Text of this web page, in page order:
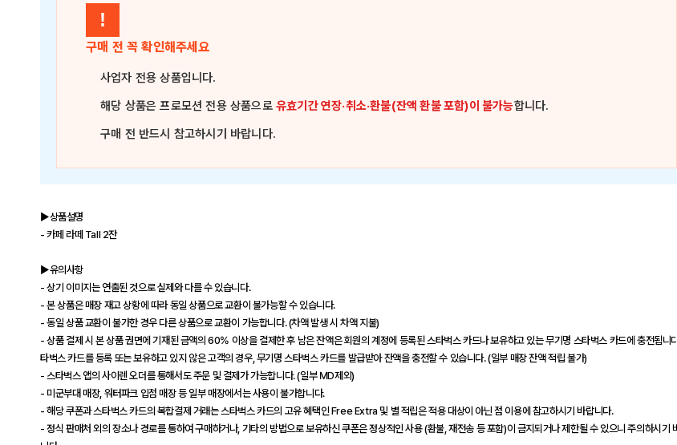
!
구매 전 꼭 확인해주세요
사업자 전용 상품입니다.
해당 상품은프로모션 전용 상품으로유효기간 연장·취소·환불(잔액 환불 포함)이 불가능합니다.
구매 전 반드시 참고하시기 바랍니다.
▶상품설명
- 카페 라떼 Tall 2잔
▶유의사항
- 상기 이미지는 연출된 것으로 실제와 다를 수 있습니다.
- 본 상품은 매장 재고 상황에 따라 동일 상품으로 교환이 불가능할 수 있습니다.
- 동일 상품 교환이 불가한 경우 다른 상품으로 교환이 가능합니다. (차액 발생 시 차액 지불)
- 상품 결제 시 본 상품 권면에 기재된 금액의 60% 이상을 결제한 후 남은 잔액은 회원의 계정에 등록된 스타벅스 카드나 보유하고 있는 무기명 스타벅스 카드에 충전됩니
타벅스 카드를 등록 또는 보유하고 있지 않은 고객의 경우, 무기명 스타벅스 카드를 발급받아 잔액을 충전할 수 있습니다. (일부 매장 잔액 적립 불가)
- 스타벅스 앱의 사이렌 오더를 통해서도 주문 및 결제가 가능합니다. (일부 MD제외)
- 미군부대 매장, 워터파크 입점 매장 등 일부 매장에서는 사용이 불가합니다.
- 해당 쿠폰과 스타벅스 카드의 복합결제 거래는 스타벅스 카드의 고유 혜택인 Free Extra 및 별 적립은 적용 대상이 아닌 점 이용에 참고하시기 바랍니다.
- 정식 판매처 외의 장소나 경로를 통하여 구매하거나, 기타의 방법으로 보유하신 쿠폰은 정상적인 사용 (환불, 재전송 등 포함)이 금지되거나 제한될 수 있으니 주의하시기